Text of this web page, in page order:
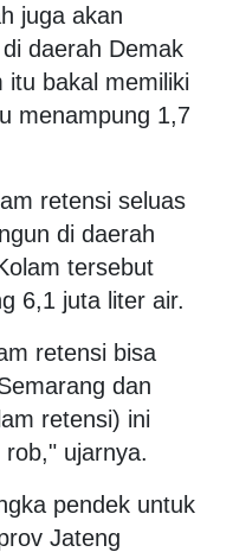
juga akan
daerah Demak
itu bakal memiliki
menampung 1,7
retensi seluas
di daerah
tersebut
6,1 juta liter air.
retensi bisa
dan
retensi) ini
ujarnya.
pendek untuk
Jateng